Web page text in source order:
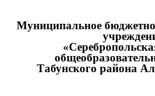
Муниципальное
Табунского района